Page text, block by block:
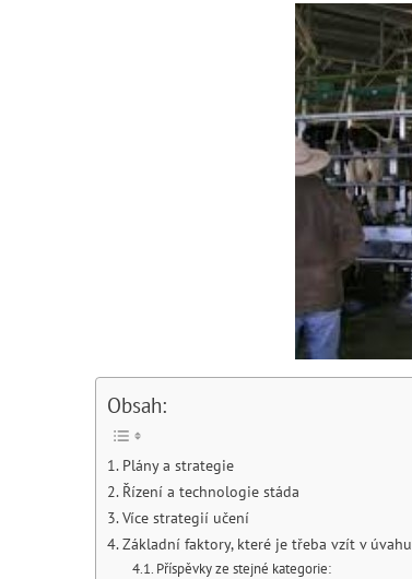
Obsah:
Plány a strategie
Řízení a technologie stáda
Více strategií učení
Základní faktory, které je třeba vzít v úvahu
Příspěvky ze stejné kategorie: